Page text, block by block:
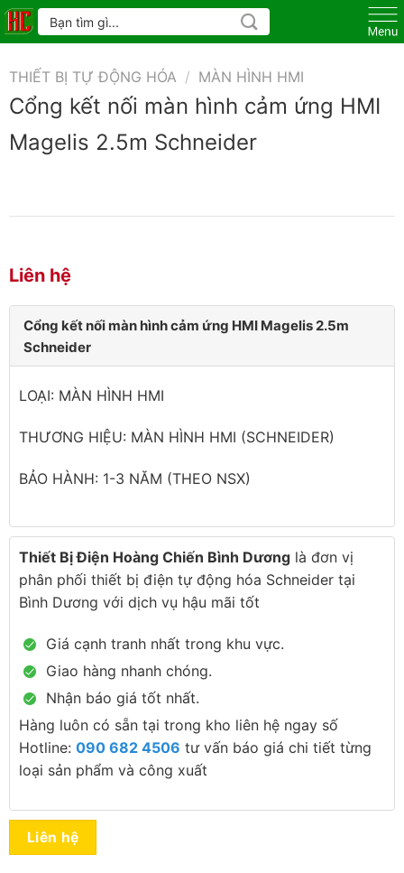
Skip
to
Tìm
kiếm:
THIẾT BỊ TỰ ĐỘNG HÓA / MÀN HÌNH HMI
Cổng kết nối màn hình cảm ứng HMI
Magelis 2.5m Schneider
Liên hệ
Cổng kết nối màn hình cảm ứng HMI Magelis 2.5m
Schneider
LOẠI: MÀN HÌNH HMI
THƯƠNG HIỆU: MÀN HÌNH HMI (SCHNEIDER)
BẢO HÀNH: 1-3 NĂM (THEO NSX)
Thiết Bị Điện Hoàng Chiến Bình Dương là đơn vị
phân phối thiết bị điện tự động hóa Schneider tại
Bình Dương với dịch vụ hậu mãi tốt
Giá cạnh tranh nhất trong khu vực.
Giao hàng nhanh chóng.
Nhận báo giá tốt nhất.
Hàng luôn có sẵn tại trong kho liên hệ ngay số
Hotline: 090 682 4506 tư vấn báo giá chi tiết từng
loại sản phẩm và công xuất
Liên hệ